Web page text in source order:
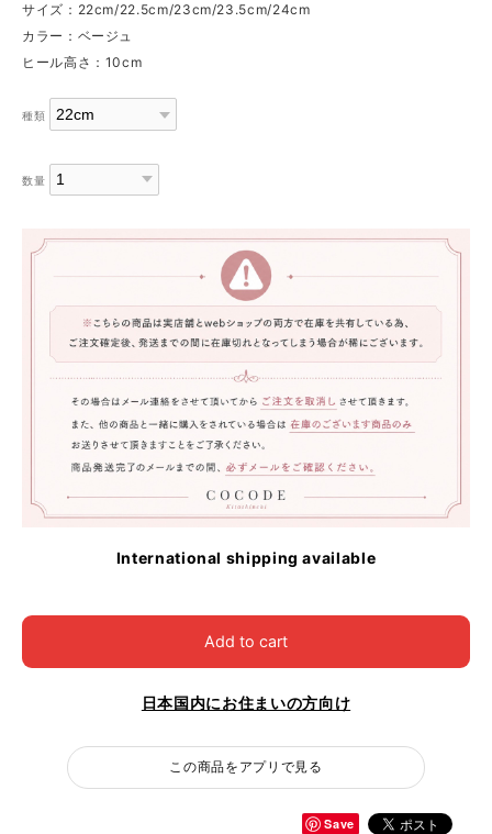
サイズ：22cm/22.5cm/23cm/23.5cm/24cm
カラー：ベージュ
ヒール高さ：10cm
種類
数量
International shipping available
Add to cart
日本国内にお住まいの方向け
この商品をアプリで見る
Save